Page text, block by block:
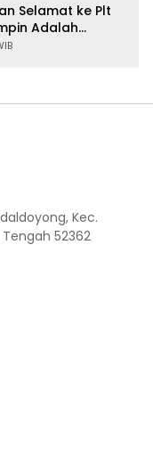
Selamat ke Plt
Adalah
Kec.
52362